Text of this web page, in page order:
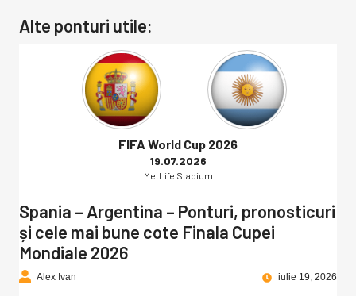
Alte ponturi utile:
FIFA World Cup 2026
19.07.2026
MetLife Stadium
Spania – Argentina – Ponturi, pronosticuri
și cele mai bune cote Finala Cupei
Mondiale 2026
Alex Ivan iulie 19, 2026